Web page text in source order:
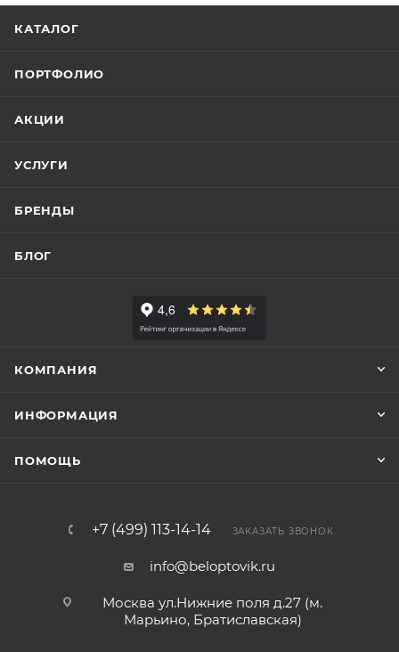
КАТАЛОГ
ПОРТФОЛИО
АКЦИИ
УСЛУГИ
БРЕНДЫ
БЛОГ
КОМПАНИЯ
ИНФОРМАЦИЯ
ПОМОЩЬ
+7 (499) 113-14-14 ЗАКАЗАТЬ ЗВОНОК
info@beloptovik.ru
Москва ул.Нижние поля д.27 (м.
Марьино, Братиславская)